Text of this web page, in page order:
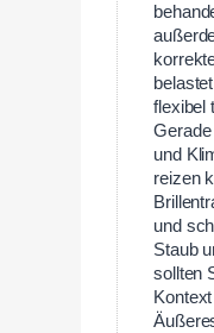
flexibel
und
reizen
und
Staub
sollten